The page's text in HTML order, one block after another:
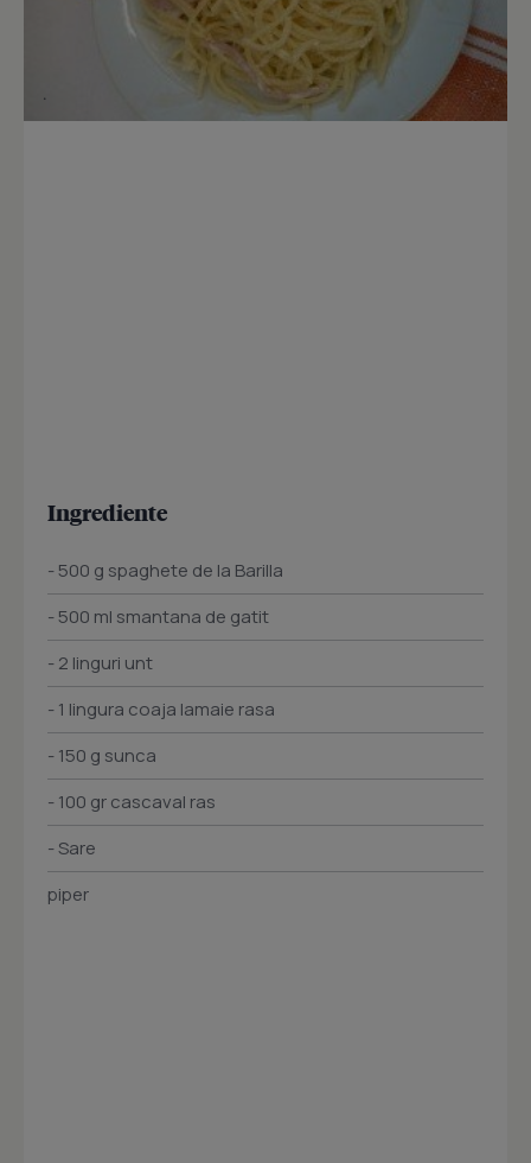
Ingrediente
- 500 g spaghete de la Barilla
- 500 ml smantana de gatit
- 2 linguri unt
- 1 lingura coaja lamaie rasa
- 150 g sunca
- 100 gr cascaval ras
- Sare
piper